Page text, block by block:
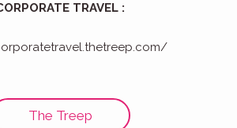
TRAVEL :
The Treep